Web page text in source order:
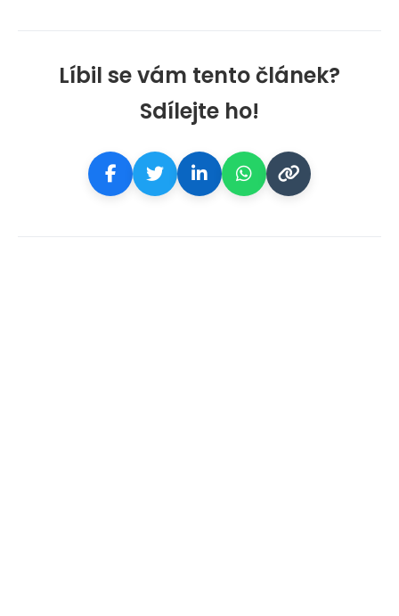
Líbil se vám tento článek?
Sdílejte ho!